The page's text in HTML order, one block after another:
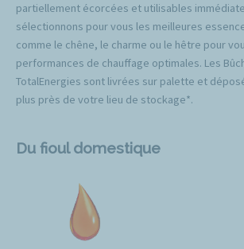
partiellement écorcées et utilisables
sélectionnons pour vous les meilleures
comme le chêne, le charme ou le hêtre pour
performances de chauffage optimales. Les
TotalEnergies sont livrées sur palette et
plus près de votre lieu de stockage*.
Du fioul domestique